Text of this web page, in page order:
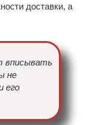
доставки, а
вписывать
не
его